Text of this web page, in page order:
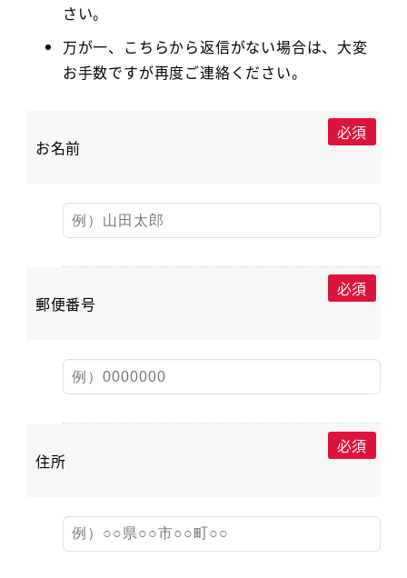
さい。
万が一、こちらから返信がない場合は、大変
お手数ですが再度ご連絡ください。
お名前
必須
郵便番号
必須
住所
必須